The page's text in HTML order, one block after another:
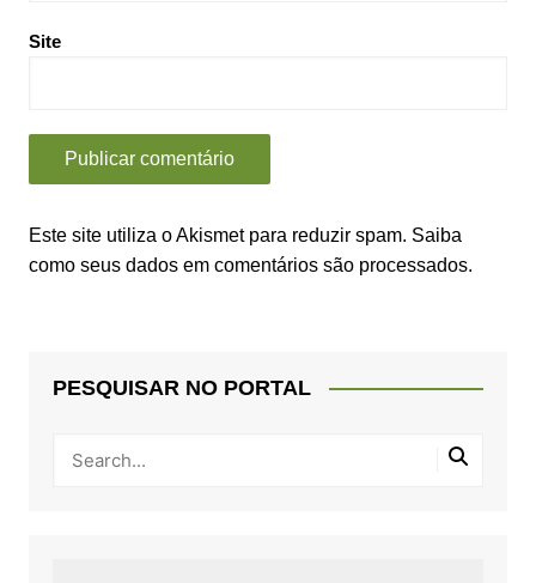
Site
Este site utiliza o Akismet para reduzir spam. Saiba
como seus dados em comentários são processados.
PESQUISAR NO PORTAL